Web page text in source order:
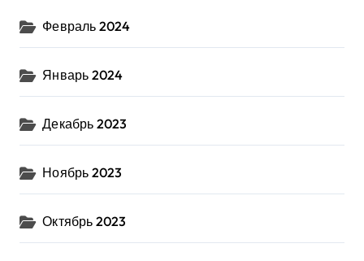
Февраль 2024
Январь 2024
Декабрь 2023
Ноябрь 2023
Октябрь 2023